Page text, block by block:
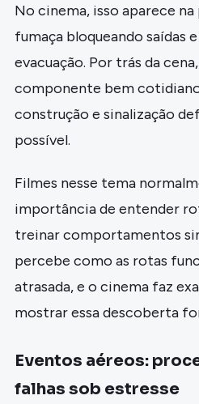
No cinema, isso aparece
fumaça bloqueando saídas
evacuação. Por trás da
componente bem
construção e sinalização
possível.
Filmes nesse tema
importância de entender
treinar comportamentos
percebe como as rotas
atrasada, e o cinema faz
mostrar essa descoberta
Eventos aéreos:
falhas sob estresse